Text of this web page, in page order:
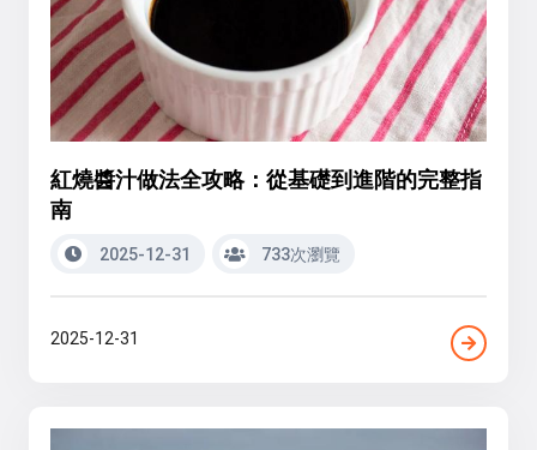
紅燒醬汁做法全攻略：從基礎到進階的完整指
南
2025-12-31 733次瀏覽
2025-12-31